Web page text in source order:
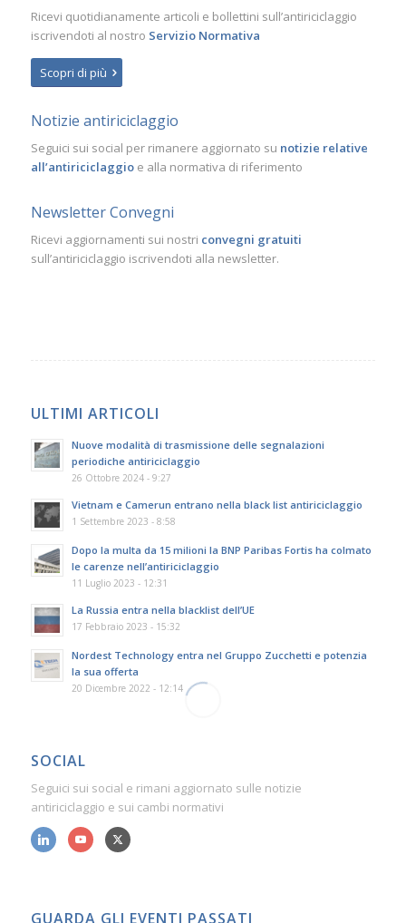
Ricevi quotidianamente articoli e bollettini sull’antiriciclaggio
iscrivendoti al nostro Servizio Normativa
Scopri di più
Notizie antiriciclaggio
Seguici sui social per rimanere aggiornato su notizie relative
all’antiriciclaggioe alla normativa di riferimento
Newsletter Convegni
Ricevi aggiornamenti sui nostri convegni gratuiti
sull’antiriciclaggio iscrivendoti alla newsletter.
ULTIMI ARTICOLI
Nuove modalità di trasmissione delle segnalazioni
periodiche antiriciclaggio
26 Ottobre 2024 - 9:27
Vietnam e Camerun entrano nella black list antiriciclaggio
1 Settembre 2023 - 8:58
Dopo la multa da 15 milioni la BNP Paribas Fortis ha colmato
le carenze nell’antiriciclaggio
11 Luglio 2023 - 12:31
La Russia entra nella blacklist dell’UE
17 Febbraio 2023 - 15:32
Nordest Technology entra nel Gruppo Zucchetti e potenzia
la sua offerta
20 Dicembre 2022 - 12:14
SOCIAL
Seguici sui social e rimani aggiornato sulle notizie
antiriciclaggio e sui cambi normativi
GUARDA GLI EVENTI PASSATI